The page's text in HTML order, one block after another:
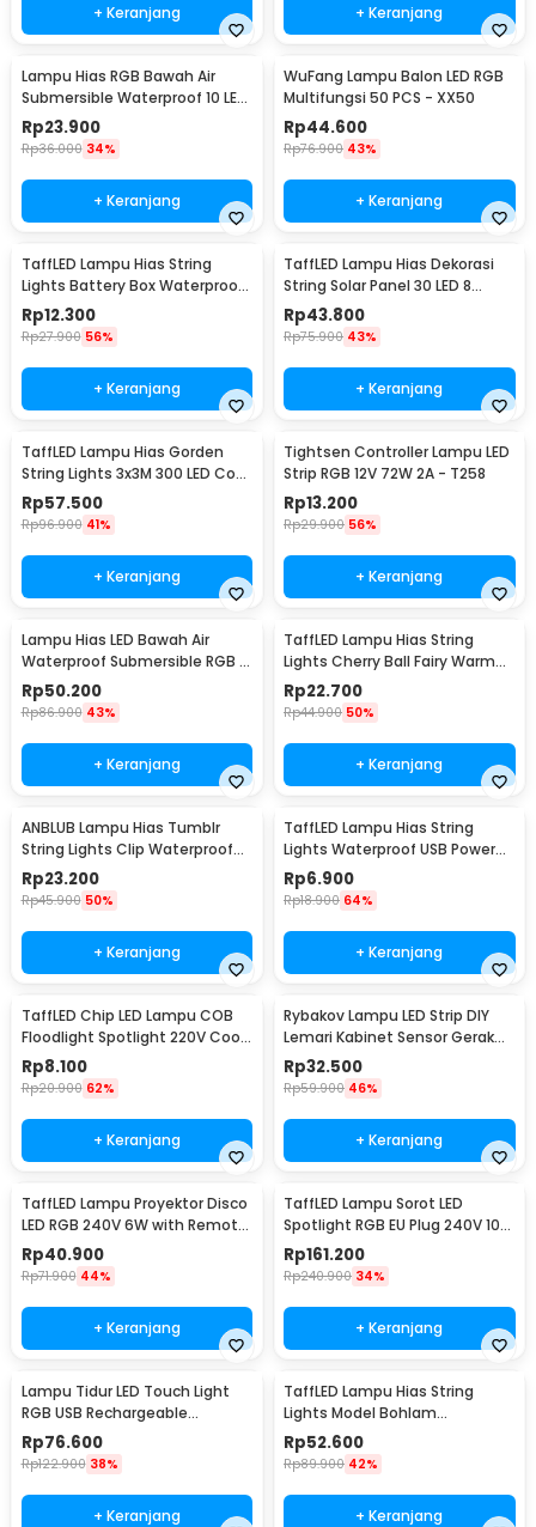
+ Keranjang + Keranjang
Lampu Hias RGB Bawah Air
Submersible Waterproof 10 LED
with Remote - 13017
Rp23.900
Rp36.000 34%
+ Keranjang
WuFang Lampu Balon LED RGB
Multifungsi 50 PCS - XX50
Rp44.600
Rp76.900 43%
+ Keranjang
TaffLED Lampu Hias String
Lights Battery Box Waterproof
50 LED 5M - G5
Rp12.300
Rp27.900 56%
+ Keranjang
TaffLED Lampu Hias Dekorasi
String Solar Panel 30 LED 8
Mode 6.5M - 896
Rp43.800
Rp75.900 43%
+ Keranjang
TaffLED Lampu Hias Gorden
String Lights 3x3M 300 LED Cool
White 18W - 300L
Rp57.500
Rp96.900 41%
+ Keranjang
Tightsen Controller Lampu LED
Strip RGB 12V 72W 2A - T258
Rp13.200
Rp29.900 56%
+ Keranjang
Lampu Hias LED Bawah Air
Waterproof Submersible RGB 2
PCS with Remote - 13017
Rp50.200
Rp86.900 43%
+ Keranjang
TaffLED Lampu Hias String
Lights Cherry Ball Fairy Warm
White 5M - LY20W
Rp22.700
Rp44.900 50%
+ Keranjang
ANBLUB Lampu Hias Tumblr
String Lights Clip Waterproof
20 LED 2M - 0606
Rp23.200
Rp45.900 50%
+ Keranjang
TaffLED Lampu Hias String
Lights Waterproof USB Power
50 LED 5M - SZ
Rp6.900
Rp18.900 64%
+ Keranjang
TaffLED Chip LED Lampu COB
Floodlight Spotlight 220V Cool
White 6000K 50W - COB4060-
AC220-50
Rp8.100
Rp20.900 62%
+ Keranjang
Rybakov Lampu LED Strip DIY
Lemari Kabinet Sensor Gerak
4.5W 1M - 2835
Rp32.500
Rp59.900 46%
+ Keranjang
TaffLED Lampu Proyektor Disco
LED RGB 240V 6W with Remote
Control - CY-LV-RG
Rp40.900
Rp71.900 44%
+ Keranjang
TaffLED Lampu Sorot LED
Spotlight RGB EU Plug 240V 10W
- L18RG
Rp161.200
Rp240.900 34%
+ Keranjang
Lampu Tidur LED Touch Light
RGB USB Rechargeable
1500mAh 5V 3W - F8-1
Rp76.600
Rp122.900 38%
+ Keranjang
TaffLED Lampu Hias String
Lights Model Bohlam
Waterproof 20 LED 5M - PD039
Rp52.600
Rp89.900 42%
+ Keranjang